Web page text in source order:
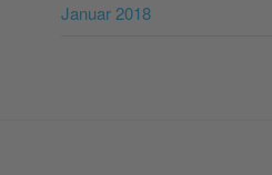
Januar 2018